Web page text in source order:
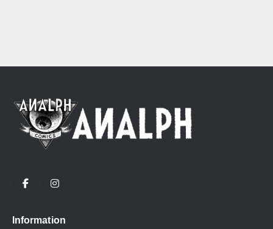
Information